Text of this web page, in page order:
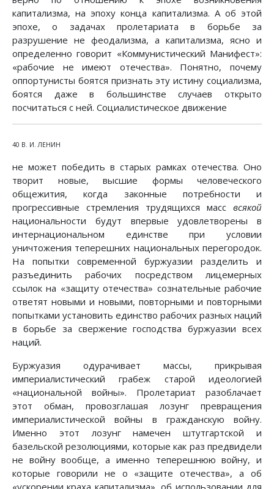
капитализма, на эпоху конца капитализма. А об этой
эпохе, о задачах пролетариата в борьбе за
разрушение не феодализма, а капитализма, ясно и
определенно говорит «Коммунистический Манифест»:
«рабочие не имеют отечества». Понятно, почему
оппортунисты боятся признать эту истину социализма,
боятся даже в большинстве случаев открыто
посчитаться с ней. Социалистическое движение
40 В. И. ЛЕНИН
не может победить в старых рамках отечества. Оно
творит новые, высшие формы человеческого
общежития, когда законные потребности и
прогрессивные стремления трудящихся масс всякой
национальности будут впервые удовлетворены в
интернациональном единстве при условии
уничтожения теперешних национальных перегородок.
На попытки современной буржуазии разделить и
разъединить рабочих посредством лицемерных
ссылок на «защиту отечества» сознательные рабочие
ответят новыми и новыми, повторными и повторными
попытками установить единство рабочих разных наций
в борьбе за свержение господства буржуазии всех
наций.
Буржуазия одурачивает массы, прикрывая
империалистический грабеж старой идеологией
«национальной войны». Пролетариат разоблачает
этот обман, провозглашая лозунг превращения
империалистической войны в гражданскую войну.
Именно этот лозунг намечен штутгартской и
базельской резолюциями, которые как раз предвидели
не войну вообще, а именно теперешнюю войну, и
которые говорили не о «защите отечества», а об